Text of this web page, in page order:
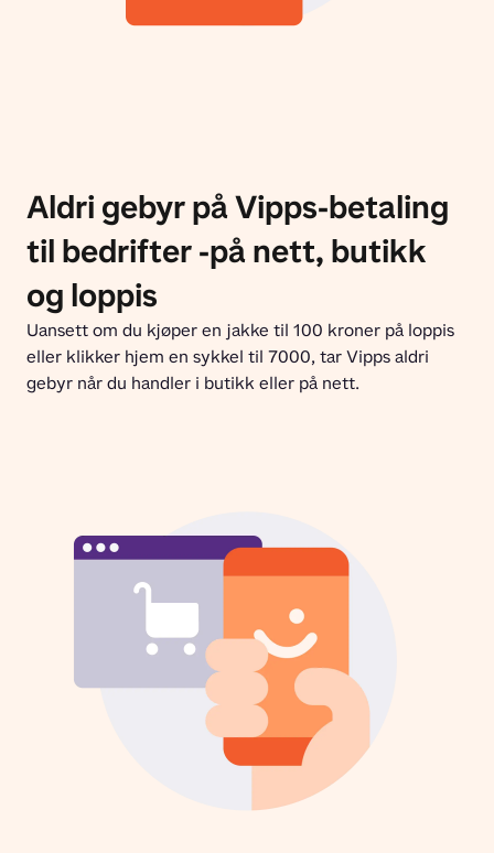
Aldri gebyr på Vipps-betaling
til bedrifter -på nett, butikk
og loppis
Uansett om du kjøper en jakke til 100 kroner på loppis
eller klikker hjem en sykkel til 7000, tar Vipps aldri
gebyr når du handler i butikk eller på nett.